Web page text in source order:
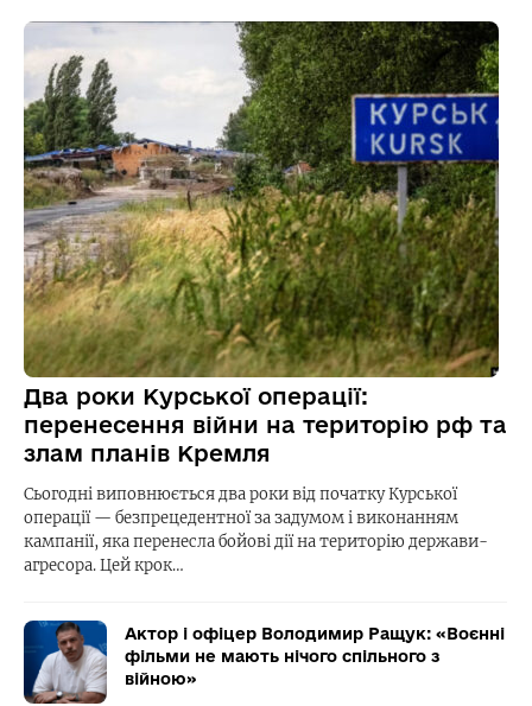
Два роки Курської операції:
перенесення війни на територію рф та
злам планів Кремля
Сьогодні виповнюється два роки від початку Курської
операції — безпрецедентної за задумом і виконанням
кампанії, яка перенесла бойові дії на територію держави-
агресора. Цей крок…
Актор і офіцер Володимир Ращук: «Воєнні
фільми не мають нічого спільного з
війною»